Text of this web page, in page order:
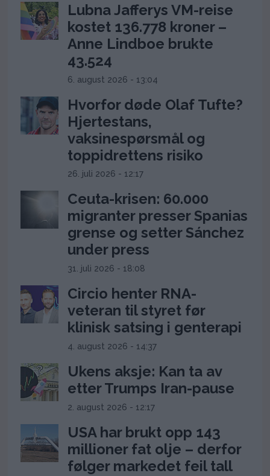
Lubna Jafferys VM-reise
kostet 136.778 kroner –
Anne Lindboe brukte
43.524
6. august 2026 - 13:04
Hvorfor døde Olaf Tufte?
Hjertestans,
vaksinespørsmål og
toppidrettens risiko
26. juli 2026 - 12:17
Ceuta-krisen: 60.000
migranter presser Spanias
grense og setter Sánchez
under press
31. juli 2026 - 18:08
Circio henter RNA-
veteran til styret før
klinisk satsing i genterapi
4. august 2026 - 14:37
Ukens aksje: Kan ta av
etter Trumps Iran-pause
2. august 2026 - 12:17
USA har brukt opp 143
millioner fat olje – derfor
følger markedet feil tall